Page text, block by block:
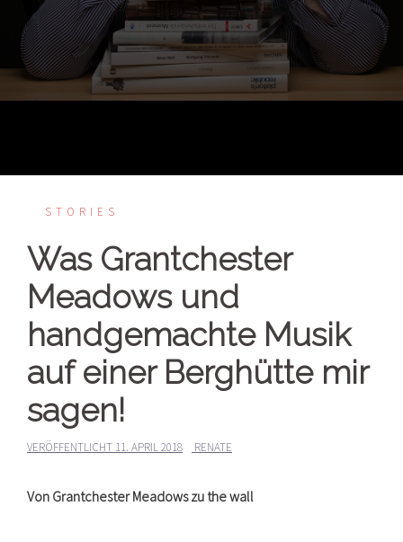
STORIES
Was Grantchester
Meadows und
handgemachte Musik
auf einer Berghütte mir
sagen!
VERÖFFENTLICHT 11. APRIL 2018 RENATE
Von Grantchester Meadows zu the wall